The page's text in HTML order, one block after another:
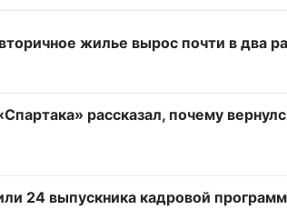
жилье вырос почти в два
рассказал, почему
24 выпускника кадровой